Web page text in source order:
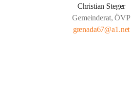
Christian Steger
Gemeinderat, ÖVP
grenada67@a1.net